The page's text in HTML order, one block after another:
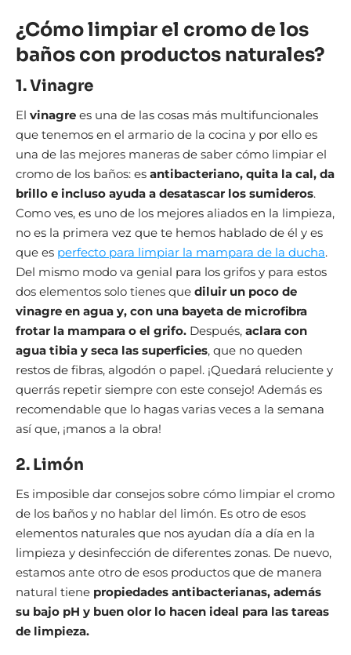
¿Cómo limpiar el cromo de los
baños con productos naturales?
1. Vinagre
El vinagre es una de las cosas más multifuncionales
que tenemos en el armario de la cocina y por ello es
una de las mejores maneras de saber cómo limpiar el
cromo de los baños: es antibacteriano, quita la cal, da
brillo e incluso ayuda a desatascar los sumideros.
Como ves, es uno de los mejores aliados en la limpieza,
no es la primera vez que te hemos hablado de él y es
que es perfecto para limpiar la mampara de la ducha.
Del mismo modo va genial para los grifos y para estos
dos elementos solo tienes que diluir un poco de
vinagre en agua y, con una bayeta de microfibra
frotar la mampara o el grifo. Después, aclara con
agua tibia y seca las superficies, que no queden
restos de fibras, algodón o papel. ¡Quedará reluciente y
querrás repetir siempre con este consejo! Además es
recomendable que lo hagas varias veces a la semana
así que, ¡manos a la obra!
2. Limón
Es imposible dar consejos sobre cómo limpiar el cromo
de los baños y no hablar del limón. Es otro de esos
elementos naturales que nos ayudan día a día en la
limpieza y desinfección de diferentes zonas. De nuevo,
estamos ante otro de esos productos que de manera
natural tiene propiedades antibacterianas, además
su bajo pH y buen olor lo hacen ideal para las tareas
de limpieza.